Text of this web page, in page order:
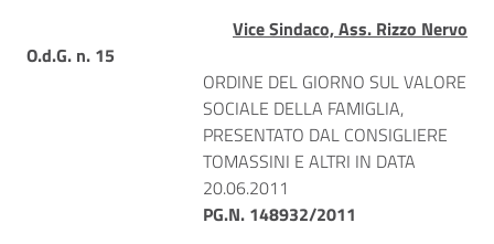
Vice Sindaco, Ass. Rizzo Nervo
O.d.G. n. 15
ORDINE DEL GIORNO SUL VALORE
SOCIALE DELLA FAMIGLIA,
PRESENTATO DAL CONSIGLIERE
TOMASSINI E ALTRI IN DATA
20.06.2011
PG.N. 148932/2011